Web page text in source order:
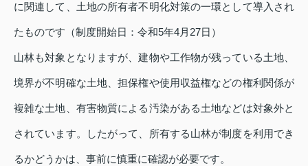
に関連して、土地の所有者不明化対策の一環として導入され
たものです（制度開始日：令和5年4月27日）
山林も対象となりますが、建物や工作物が残っている土地、
境界が不明確な土地、担保権や使用収益権などの権利関係が
複雑な土地、有害物質による汚染がある土地などは対象外と
されています。したがって、所有する山林が制度を利用でき
るかどうかは、事前に慎重に確認が必要です。